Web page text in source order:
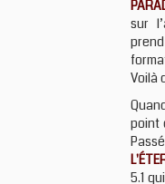
sur
Voilà
point
5.1